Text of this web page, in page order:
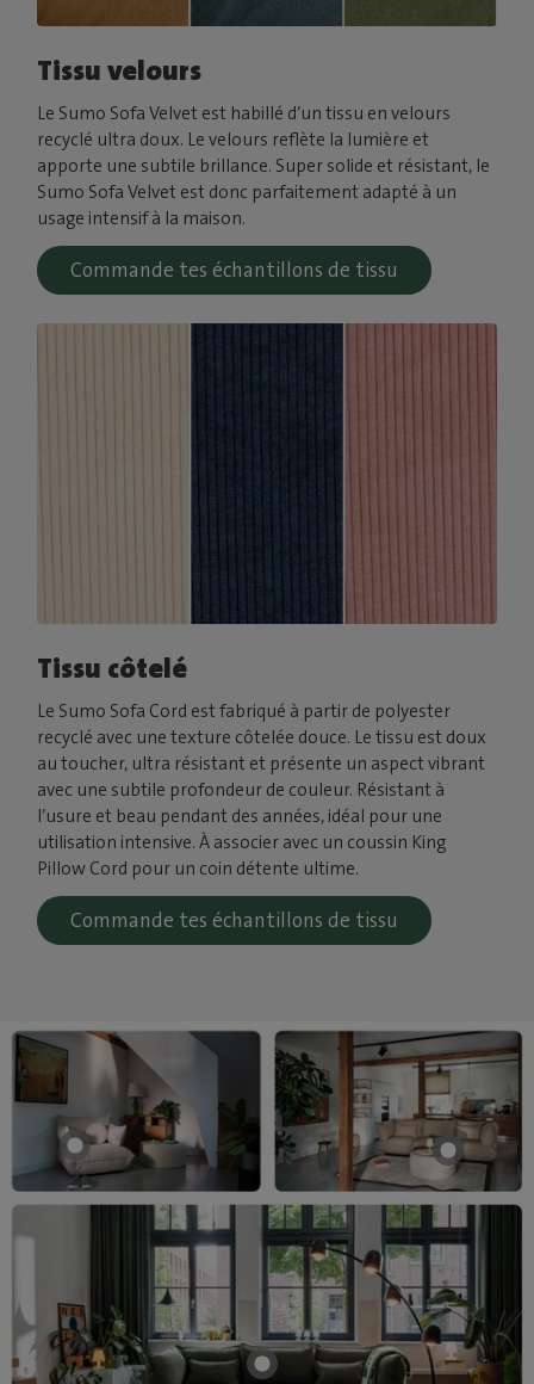
Tissu velours
Le Sumo Sofa Velvet est habillé d’un tissu en velours
recyclé ultra doux. Le velours reflète la lumière et
apporte une subtile brillance. Super solide et résistant, le
Sumo Sofa Velvet est donc parfaitement adapté à un
usage intensif à la maison.
Commande tes échantillons de tissu
Tissu côtelé
Le Sumo Sofa Cord est fabriqué à partir de polyester
recyclé avec une texture côtelée douce. Le tissu est doux
au toucher, ultra résistant et présente un aspect vibrant
avec une subtile profondeur de couleur. Résistant à
l’usure et beau pendant des années, idéal pour une
utilisation intensive. À associer avec un coussin King
Pillow Cord pour un coin détente ultime.
Commande tes échantillons de tissu